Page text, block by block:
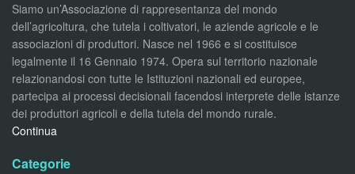
Siamo un’Associazione di rappresentanza del mondo
dell’agricoltura, che tutela i coltivatori, le aziende agricole e le
associazioni di produttori. Nasce nel 1966 e si costituisce
legalmente il 16 Gennaio 1974. Opera sul territorio nazionale
relazionandosi con tutte le Istituzioni nazionali ed europee,
partecipa ai processi decisionali facendosi interprete delle istanze
dei produttori agricoli e della tutela del mondo rurale.
Continua
Categorie